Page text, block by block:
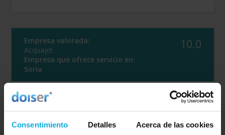
Consentimiento Detalles Acerca de las cookies
Empresa valorada:
Acquajet
Empresa que ofrece servicio en:
Soria
10.0
Opinión de: Anónimo
¿Qué te ha gustado más?Calidad-precio
Opinión realizada en: 23/02/2024